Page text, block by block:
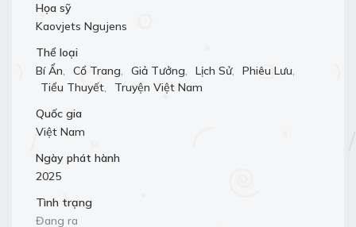
Họa sỹ
Kaovjets Ngujens
Thể loại
Bí Ẩn, Cổ Trang, Giả Tưởng, Lịch Sử, Phiêu Lưu,
Tiểu Thuyết,
Truyện Việt Nam
Quốc gia
Việt Nam
Ngày phát hành
2025
Tình trạng
Đang ra